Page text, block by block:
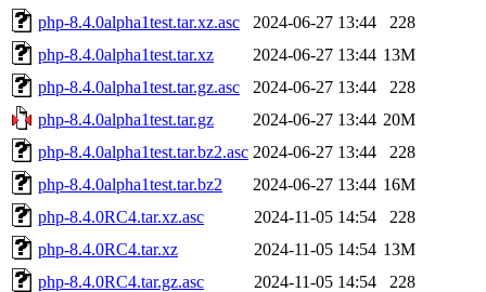
php-8.4.0alpha1test.tar.xz.asc
2024-06-27 13:44
228
php-8.4.0alpha1test.tar.xz
2024-06-27 13:44 13M
php-8.4.0alpha1test.tar.gz.asc
2024-06-27 13:44
228
php-8.4.0alpha1test.tar.gz
2024-06-27 13:44 20M
php-8.4.0alpha1test.tar.bz2.asc 2024-06-27 13:44
228
php-8.4.0alpha1test.tar.bz2
2024-06-27 13:44 16M
php-8.4.0RC4.tar.xz.asc
2024-11-05 14:54
228
php-8.4.0RC4.tar.xz
2024-11-05 14:54 13M
php-8.4.0RC4.tar.gz.asc
2024-11-05 14:54
228